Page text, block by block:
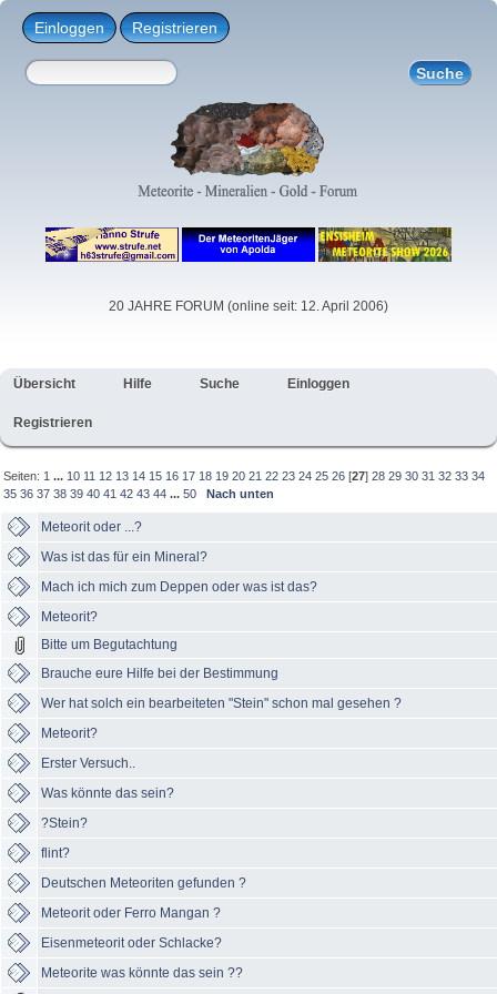
Einloggen Registrieren
20 JAHRE FORUM (online seit: 12. April 2006)
Übersicht Hilfe Suche Einloggen
Registrieren
Seiten: 1 ... 10 11 12 13 14 15 16 17 18 19 20 21 22 23 24 25 26 [27]28 29 30 31 32 33 34
35 36 37 38 39 40 41 42 43 44 ...50 Nach unten
Meteorit oder ...?
Was ist das für ein Mineral?
Mach ich mich zum Deppen oder was ist das?
Meteorit?
Bitte um Begutachtung
Brauche eure Hilfe bei der Bestimmung
Wer hat solch ein bearbeiteten "Stein" schon mal gesehen ?
Meteorit?
Erster Versuch..
Was könnte das sein?
?Stein?
flint?
Deutschen Meteoriten gefunden ?
Meteorit oder Ferro Mangan ?
Eisenmeteorit oder Schlacke?
Meteorite was könnte das sein ??